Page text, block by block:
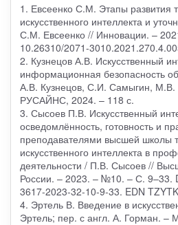
1. Евсеенко С.М. Этапы развития
искусственного интеллекта и
С.М. Евсеенко // Инновации. –
10.26310/2071-
2. Кузнецов А.В. Искусственный
информационная безопасность
А.В. Кузнецов, С.И. Самыгин,
РУСАЙНС, 2024. – 118 с.
3. Сысоев П.В. Искусственный
осведомлённость, готовность и
преподавателями высшей школы
искусственного интеллекта в
деятельности / П.В. Сысоев //
России. – 2023. – №10. – С. 9–33.
3617-2023-32-10-9-33. EDN
4. Эртель В. Введение в
Эртель; пер. с англ. А. Горман. –